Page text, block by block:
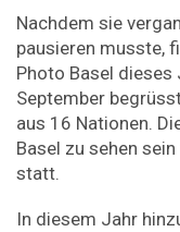
Nachdem sie
pausieren musste,
Photo Basel
September
aus 16 Nationen.
Basel zu sehen
statt.
In diesem Jahr